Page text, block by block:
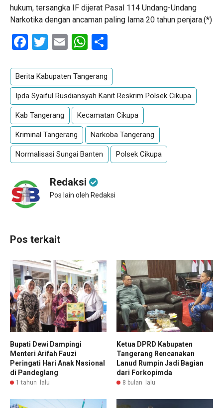
hukum, tersangka IF dijerat Pasal 114 Undang-Undang
Narkotika dengan ancaman paling lama 20 tahun penjara.(*)
Facebook
Twitter
EmailWhatsApp
Berita Kabupaten Tangerang
Ipda Syaiful Rusdiansyah Kanit Reskrim Polsek Cikupa
Kab Tangerang Kecamatan Cikupa
Kriminal Tangerang Narkoba Tangerang
Normalisasi Sungai Banten Polsek Cikupa
Redaksi
Pos lain oleh Redaksi
Pos terkait
Bupati Dewi Dampingi
Menteri Arifah Fauzi
Peringati Hari Anak Nasional
di Pandeglang
1 tahun lalu
Ketua DPRD Kabupaten
Tangerang Rencanakan
Lanud Rumpin Jadi Bagian
dari Forkopimda
8 bulan lalu